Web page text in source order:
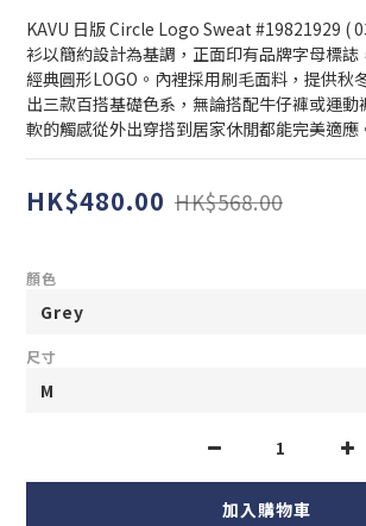
KAVU 日版 Circle Logo Sweat #19821929 (
衫以簡約設計為基調，正面印有品牌字母標誌
經典圓形LOGO。內裡採用刷毛面料，提供秋
出三款百搭基礎色系，無論搭配牛仔褲或運動
軟的觸感從外出穿搭到居家休閒都能完美適應
HK$480.00 HK$568.00
顏色
尺寸
加入購物車